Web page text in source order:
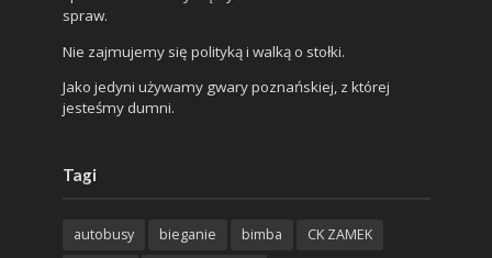
spraw.
Nie zajmujemy się polityką i walką o stołki.
Jako jedyni używamy gwary poznańskiej, z której
jesteśmy dumni.
Tagi
autobusy bieganie bimba
CK ZAMEK